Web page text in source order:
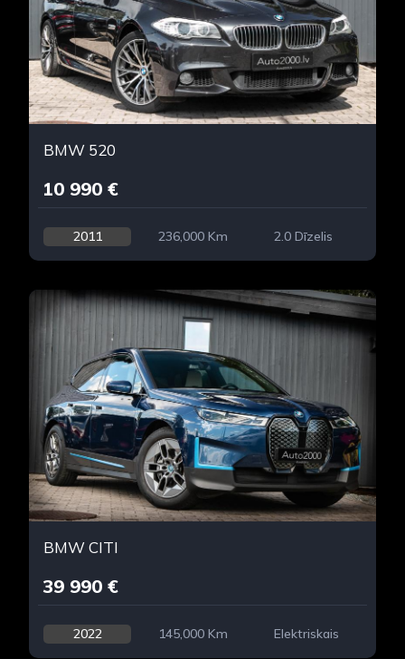
BMW 520
10 990 €
2011 236,000 Km 2.0 Dīzelis
BMW CITI
39 990 €
2022 145,000 Km Elektriskais